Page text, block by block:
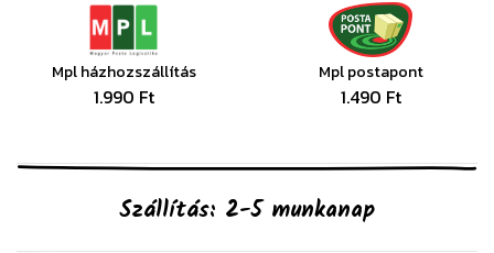
Mpl házhozszállítás
1.990 Ft
Mpl postapont
1.490 Ft
Szállítás: 2-5 munkanap